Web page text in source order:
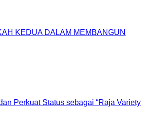
KEDUA DALAM MEMBANGUN
Perkuat Status sebagai “Raja Variety